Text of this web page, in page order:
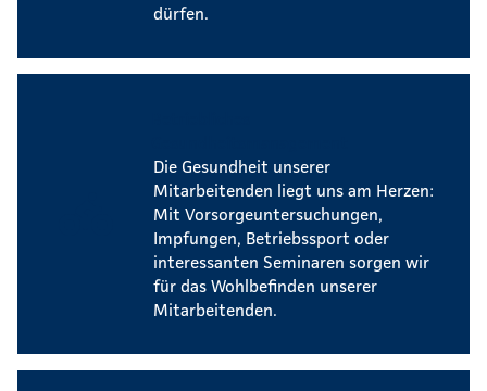
dürfen.
Die Gesundheit unserer
Mitarbeitenden liegt uns am Herzen:
Mit Vorsorgeuntersuchungen,
Impfungen, Betriebssport oder
interessanten Seminaren sorgen wir
für das Wohlbefinden unserer
Mitarbeitenden.